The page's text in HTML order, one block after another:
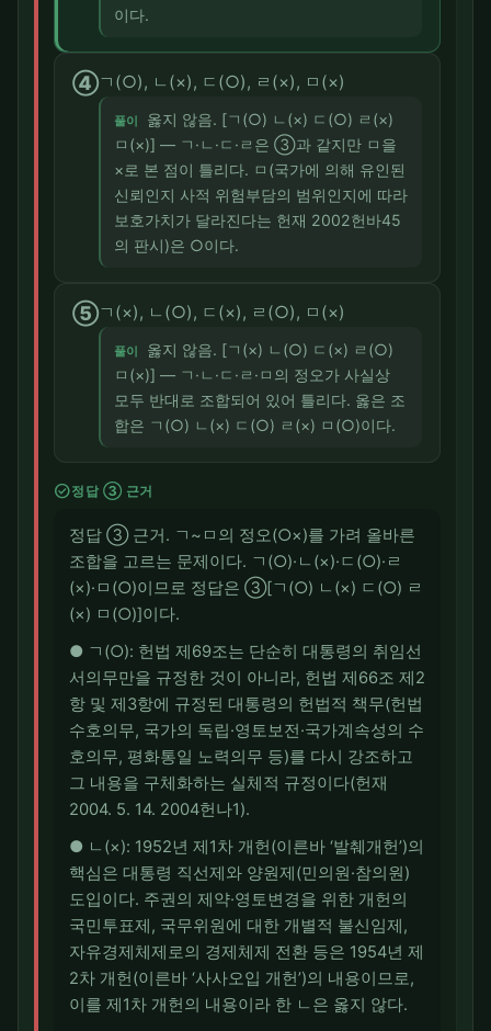
이다.
④ㄱ(○), ㄴ(×), ㄷ(○), ㄹ(×), ㅁ(×)
풀이
옳지 않음. [ㄱ(○) ㄴ(×) ㄷ(○) ㄹ(×)
ㅁ(×)] — ㄱ·ㄴ·ㄷ·ㄹ은 ③과 같지만 ㅁ을
×로 본 점이 틀리다. ㅁ(국가에 의해 유인된
신뢰인지 사적 위험부담의 범위인지에 따라
보호가치가 달라진다는 헌재 2002헌바45
의 판시)은 ○이다.
⑤ㄱ(×), ㄴ(○), ㄷ(×), ㄹ(○), ㅁ(×)
풀이
옳지 않음. [ㄱ(×) ㄴ(○) ㄷ(×) ㄹ(○)
ㅁ(×)] — ㄱ·ㄴ·ㄷ·ㄹ·ㅁ의 정오가 사실상
모두 반대로 조합되어 있어 틀리다. 옳은 조
합은 ㄱ(○) ㄴ(×) ㄷ(○) ㄹ(×) ㅁ(○)이다.
check_circle정답 ③ 근거
정답 ③ 근거. ㄱ~ㅁ의 정오(○×)를 가려 올바른
조합을 고르는 문제이다. ㄱ(○)·ㄴ(×)·ㄷ(○)·ㄹ
(×)·ㅁ(○)이므로 정답은 ③[ㄱ(○) ㄴ(×) ㄷ(○) ㄹ
(×) ㅁ(○)]이다.
● ㄱ(○): 헌법 제69조는 단순히 대통령의 취임선
서의무만을 규정한 것이 아니라, 헌법 제66조 제2
항 및 제3항에 규정된 대통령의 헌법적 책무(헌법
수호의무, 국가의 독립·영토보전·국가계속성의 수
호의무, 평화통일 노력의무 등)를 다시 강조하고
그 내용을 구체화하는 실체적 규정이다(헌재
2004. 5. 14. 2004헌나1).
● ㄴ(×): 1952년 제1차 개헌(이른바 ‘발췌개헌’)의
핵심은 대통령 직선제와 양원제(민의원·참의원)
도입이다. 주권의 제약·영토변경을 위한 개헌의
국민투표제, 국무위원에 대한 개별적 불신임제,
자유경제체제로의 경제체제 전환 등은 1954년 제
2차 개헌(이른바 ‘사사오입 개헌’)의 내용이므로,
이를 제1차 개헌의 내용이라 한 ㄴ은 옳지 않다.